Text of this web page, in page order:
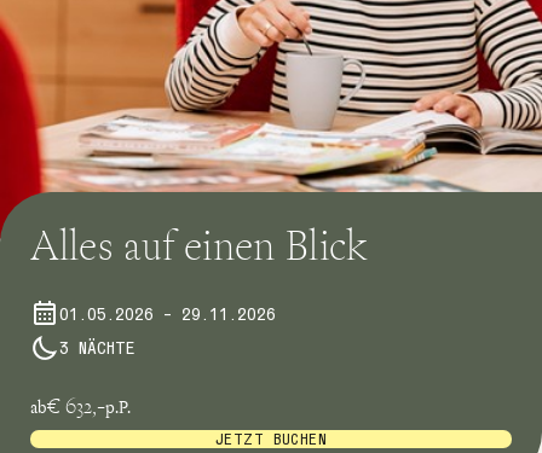
Alles auf einen Blick
01.05.2026 – 29.11.2026
3 NÄCHTE
ab€ 632,-p.P.
JETZT BUCHEN